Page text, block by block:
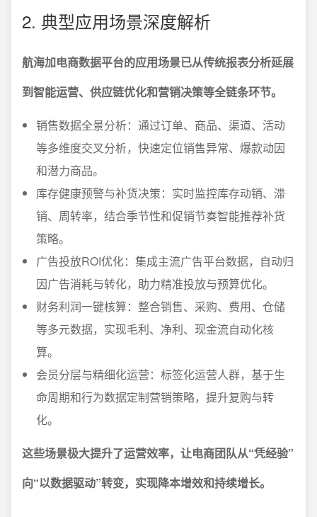
2. 典型应用场景深度解析
航海加电商数据平台的应用场景已从传统报表分析延展
到智能运营、供应链优化和营销决策等全链条环节。
销售数据全景分析：通过订单、商品、渠道、活动
等多维度交叉分析，快速定位销售异常、爆款动因
和潜力商品。
库存健康预警与补货决策：实时监控库存动销、滞
销、周转率，结合季节性和促销节奏智能推荐补货
策略。
广告投放ROI优化：集成主流广告平台数据，自动归
因广告消耗与转化，助力精准投放与预算优化。
财务利润一键核算：整合销售、采购、费用、仓储
等多元数据，实现毛利、净利、现金流自动化核
算。
会员分层与精细化运营：标签化运营人群，基于生
命周期和行为数据定制营销策略，提升复购与转
化。
这些场景极大提升了运营效率，让电商团队从“凭经验”
向“以数据驱动”转变，实现降本增效和持续增长。